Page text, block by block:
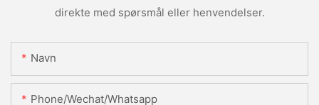
direkte med spørsmål eller henvendelser.
Navn
Phone/Wechat/Whatsapp